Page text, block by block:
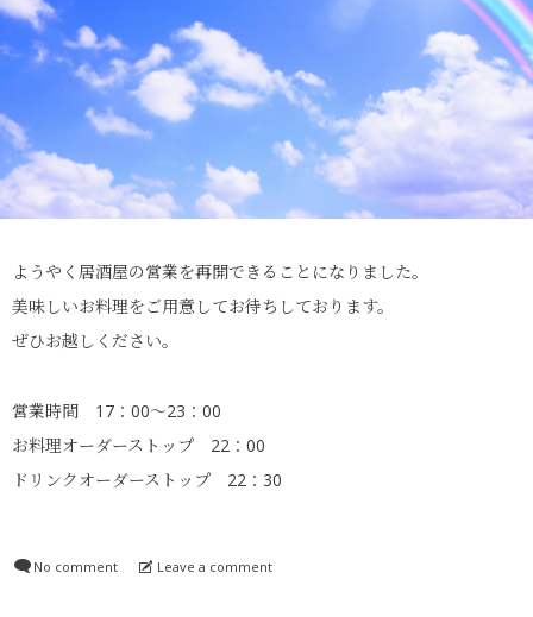
ようやく居酒屋の営業を再開できることになりました。
美味しいお料理をご用意してお待ちしております。
ぜひお越しください。
営業時間 17：00～23：00
お料理オーダーストップ 22：00
ドリンクオーダーストップ 22：30
No comment Leave a comment